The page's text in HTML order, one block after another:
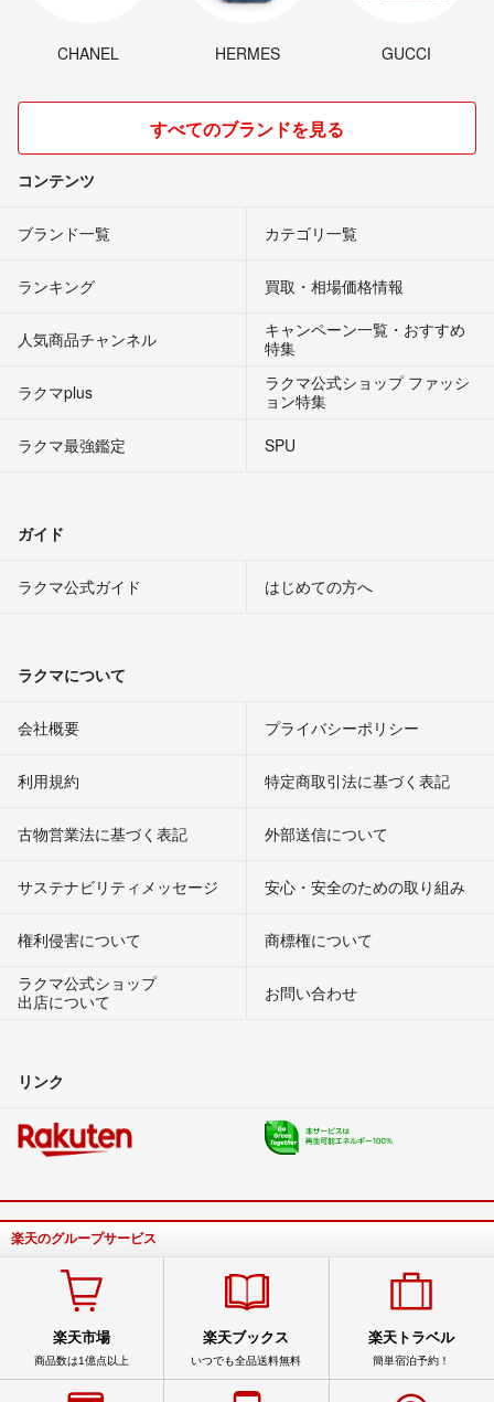
CHANEL HERMES GUCCI
すべてのブランドを見る
コンテンツ
ブランド一覧 カテゴリ一覧
ランキング 買取・相場価格情報
人気商品チャンネル
キャンペーン一覧・おすすめ
特集
ラクマplus
ラクマ公式ショップ ファッシ
ョン特集
ラクマ最強鑑定
SPU
ガイド
ラクマ公式ガイド はじめての方へ
ラクマについて
会社概要 プライバシーポリシー
利用規約 特定商取引法に基づく表記
古物営業法に基づく表記 外部送信について
サステナビリティメッセージ 安心・安全のための取り組み
権利侵害について
商標権について
ラクマ公式ショップ
出店について
お問い合わせ
リンク
楽天のグループサービス
楽天市場
商品数は1億点以上
楽天ブックス
いつでも全品送料無料
楽天トラベル
簡単宿泊予約！